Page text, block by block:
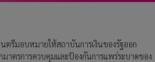
ตรีมอบหมายให้สถาบันการเงินของรัฐออก
าตรการควบคุมและป้องกันการแพร่ระบาดของ